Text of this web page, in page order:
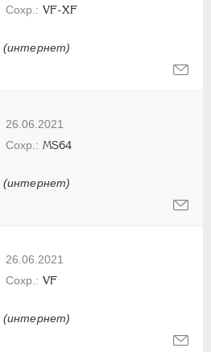
(интернет)
VF-XF
26.06.2021
(интернет)
MS64
26.06.2021
(интернет)
VF